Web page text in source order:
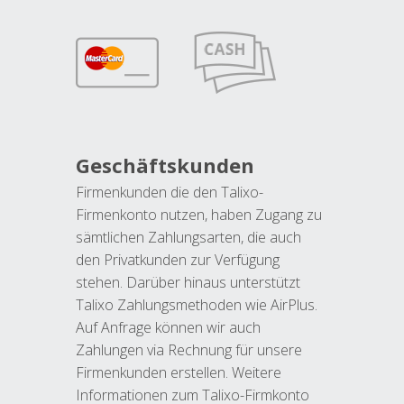
Geschäftskunden
Firmenkunden die den Talixo-
Firmenkonto nutzen, haben Zugang zu
sämtlichen Zahlungsarten, die auch
den Privatkunden zur Verfügung
stehen. Darüber hinaus unterstützt
Talixo Zahlungsmethoden wie AirPlus.
Auf Anfrage können wir auch
Zahlungen via Rechnung für unsere
Firmenkunden erstellen. Weitere
Informationen zum Talixo-Firmkonto